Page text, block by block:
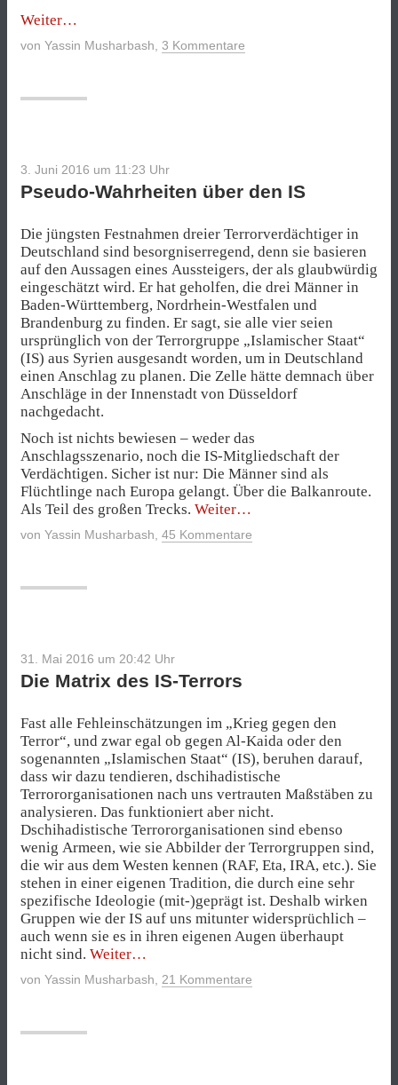
Weiter„Was
Ramadan-
von Yassin Musharbash 3 Kommentare
3. Juni 2016 um 11:23 Uhr
Pseudo-Wahrheiten über den IS
Die jüngsten Festnahmen dreier Terrorverdächtiger in
Deutschland sind besorgniserregend, denn sie basieren
auf den Aussagen eines Aussteigers, der als glaubwürdig
eingeschätzt wird. Er hat geholfen, die drei Männer in
Baden-Württemberg, Nordrhein-Westfalen und
Brandenburg zu finden. Er sagt, sie alle vier seien
ursprünglich von der Terrorgruppe „Islamischer Staat“
(IS) aus Syrien ausgesandt worden, um in Deutschland
einen Anschlag zu planen. Die Zelle hätte demnach über
Anschläge in der Innenstadt von Düsseldorf
nachgedacht.
Noch ist nichts bewiesen – weder das
Anschlagsszenario, noch die IS-Mitgliedschaft der
Verdächtigen. Sicher ist nur: Die Männer sind als
Flüchtlinge nach Europa gelangt. Über die Balkanroute.
Als Teil des großen Trecks. Weiter„Pseudo-
über
von Yassin Musharbash 45 Kommentare
31. Mai 2016 um 20:42 Uhr
Die Matrix des IS-Terrors
Fast alle Fehleinschätzungen im „Krieg gegen den
Terror“, und zwar egal ob gegen Al-Kaida oder den
sogenannten „Islamischen Staat“ (IS), beruhen darauf,
dass wir dazu tendieren, dschihadistische
Terrororganisationen nach uns vertrauten Maßstäben zu
analysieren. Das funktioniert aber nicht.
Dschihadistische Terrororganisationen sind ebenso
wenig Armeen, wie sie Abbilder der Terrorgruppen sind,
die wir aus dem Westen kennen (RAF, Eta, IRA, etc.). Sie
stehen in einer eigenen Tradition, die durch eine sehr
spezifische Ideologie (mit-)geprägt ist. Deshalb wirken
Gruppen wie der IS auf uns mitunter widersprüchlich –
auch wenn sie es in ihren eigenen Augen überhaupt
nicht sind. Weiter„Die
Matrix
des
von Yassin Musharbash, 21 Kommentare